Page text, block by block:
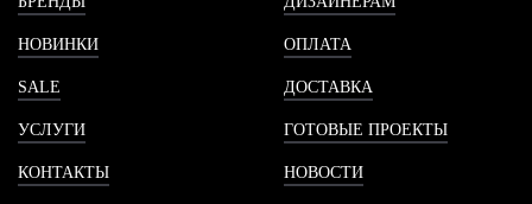
НОВИНКИ
SALE
УСЛУГИ
КОНТАКТЫ
ОПЛАТА
ДОСТАВКА
ГОТОВЫЕ ПРОЕКТЫ
НОВОСТИ